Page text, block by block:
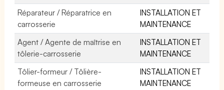
Réparateur / Réparatrice en
carrosserie
INSTALLATION ET
MAINTENANCE
Agent / Agente de maîtrise en
tôlerie-carrosserie
INSTALLATION ET
MAINTENANCE
Tôlier-formeur / Tôlière-
formeuse en carrosserie
INSTALLATION ET
MAINTENANCE